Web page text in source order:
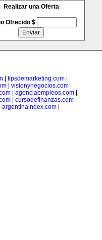
Realizar una Oferta
Ofrecido $
tipsdemarketing.com
visionynegocios.com
agenciaempleos.com
cursodefinanzas.com
argentinaindex.com